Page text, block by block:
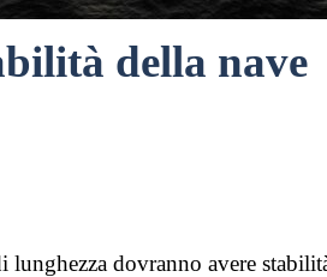
della nave
lunghezza dovranno avere